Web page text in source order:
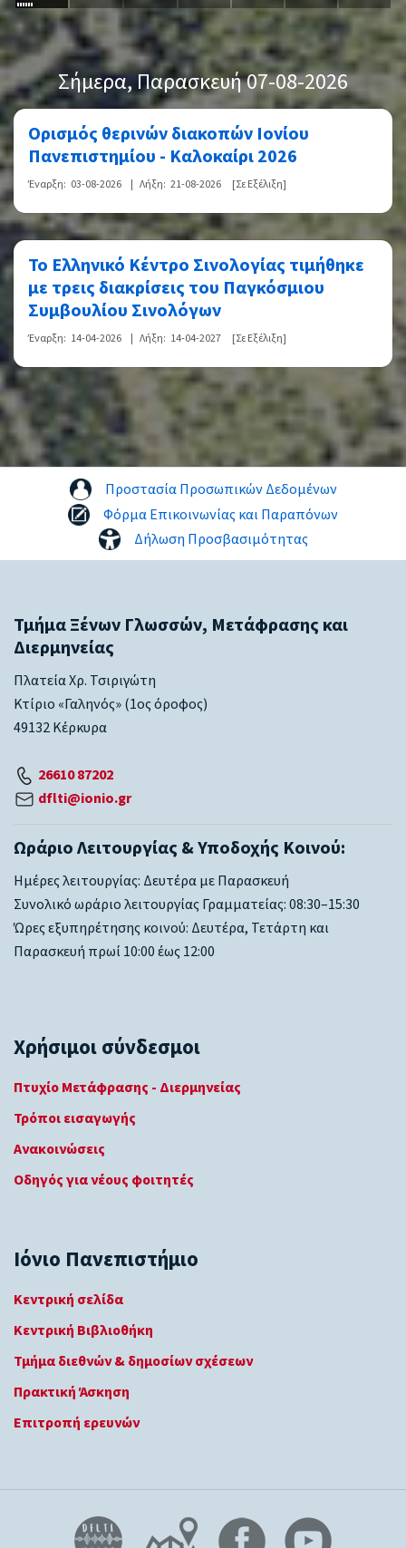
Σήμερα, Παρασκευή 07-08-2026
Ορισμός θερινών διακοπών Ιονίου
Πανεπιστημίου - Καλοκαίρι 2026
Έναρξη: 03-08-2026 | Λήξη: 21-08-2026 [Σε Εξέλιξη]
Το Ελληνικό Κέντρο Σινολογίας τιμήθηκε
με τρεις διακρίσεις του Παγκόσμιου
Συμβουλίου Σινολόγων
Έναρξη: 14-04-2026 | Λήξη: 14-04-2027 [Σε Εξέλιξη]
Προστασία Προσωπικών Δεδομένων
Φόρμα Επικοινωνίας και Παραπόνων
Δήλωση Προσβασιμότητας
Τμήμα Ξένων Γλωσσών, Μετάφρασης και
Διερμηνείας
Πλατεία Χρ. Τσιριγώτη
Κτίριο «Γαληνός» (1ος όροφος)
49132 Κέρκυρα
26610 87202
dflti@ionio.gr
Ωράριο Λειτουργίας & Υποδοχής Κοινού:
Ημέρες λειτουργίας: Δευτέρα με Παρασκευή
Συνολικό ωράριο λειτουργίας Γραμματείας: 08:30–15:30
Ώρες εξυπηρέτησης κοινού: Δευτέρα, Τετάρτη και
Παρασκευή πρωί 10:00 έως 12:00
Χρήσιμοι σύνδεσμοι
Πτυχίο Μετάφρασης - Διερμηνείας
Τρόποι εισαγωγής
Ανακοινώσεις
Οδηγός για νέους φοιτητές
Ιόνιο Πανεπιστήμιο
Κεντρική σελίδα
Κεντρική Βιβλιοθήκη
Τμήμα διεθνών & δημοσίων σχέσεων
Πρακτική Άσκηση
Επιτροπή ερευνών